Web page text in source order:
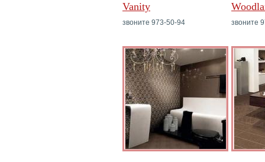
Vanity
звоните 973-50-94 звоните